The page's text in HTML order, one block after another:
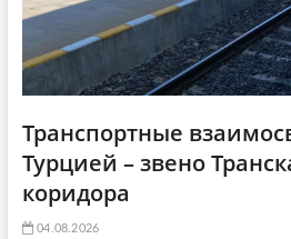
Транспортные
Турцией – звено
коридора
04.08.2026